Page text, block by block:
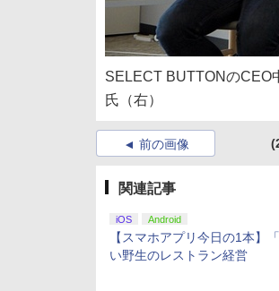
SELECT BUTTONのCEO
氏（右）
前の画像
関連記事
iOS Android
【スマホアプリ今日の1本】
い野生のレストラン経営